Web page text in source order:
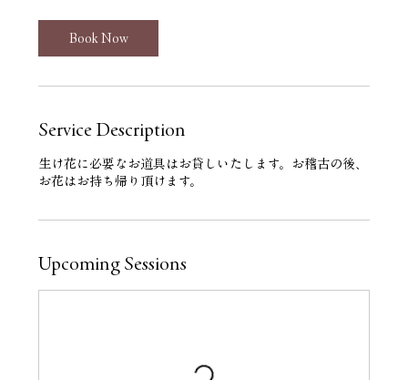
Book Now
Service Description
生け花に必要なお道具はお貸しいたします。お稽古の後、
お花はお持ち帰り頂けます。
Upcoming Sessions